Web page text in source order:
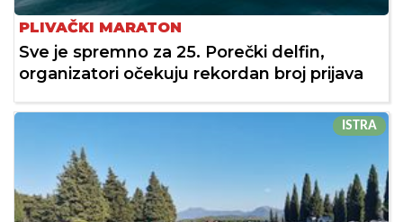
PLIVAČKI MARATON
Sve je spremno za 25. Porečki delfin,
organizatori očekuju rekordan broj prijava
ISTRA